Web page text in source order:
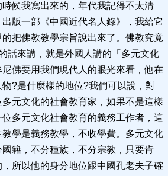
候我寫出來的，年代我記得不太清
版一部《中國近代名人錄》，我給它
把佛教教學宗旨說出來了。佛教究竟
話來講，就是外國人講的「多元文化
佛要用我們現代人的眼光來看，他在
?是什麼樣的地位?我們可以說，對
元文化的社會教育家，如果不是這樣
多元文化社會教育的義務工作者，這
學是義務教學，不收學費。多元文化
籍，不分種族，不分宗教，只要肯
所以他的身分地位跟中國孔老夫子確